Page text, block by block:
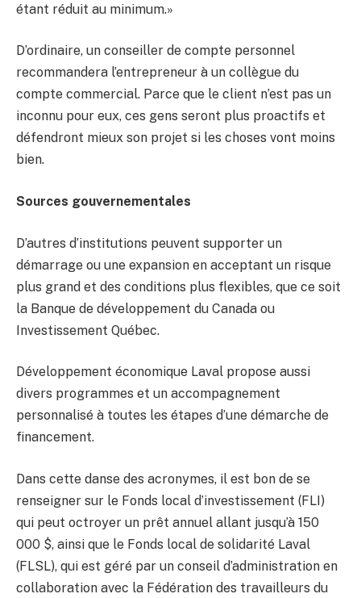
étant réduit au minimum.»
D’ordinaire, un conseiller de compte personnel
recommandera l’entrepreneur à un collègue du
compte commercial. Parce que le client n’est pas un
inconnu pour eux, ces gens seront plus proactifs et
défendront mieux son projet si les choses vont moins
bien.
Sources gouvernementales
D’autres d’institutions peuvent supporter un
démarrage ou une expansion en acceptant un risque
plus grand et des conditions plus flexibles, que ce soit
la Banque de développement du Canada ou
Investissement Québec.
Développement économique Laval propose aussi
divers programmes et un accompagnement
personnalisé à toutes les étapes d’une démarche de
financement.
Dans cette danse des acronymes, il est bon de se
renseigner sur le Fonds local d’investissement (FLI)
qui peut octroyer un prêt annuel allant jusqu’à 150
000 $, ainsi que le Fonds local de solidarité Laval
(FLSL), qui est géré par un conseil d’administration en
collaboration avec la Fédération des travailleurs du